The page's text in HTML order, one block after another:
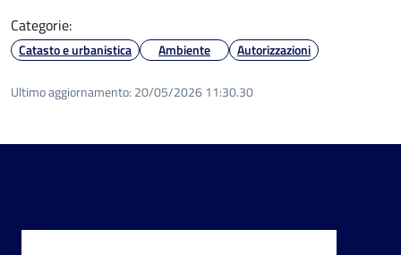
Categorie:
Catasto e urbanistica Ambiente Autorizzazioni
Ultimo aggiornamento: 20/05/2026 11:30.30